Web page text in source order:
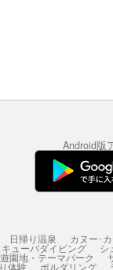
Android版
日帰り温泉 カヌー･
ューバダイビング シ
遊園地・テーマパーク
体験 ボルダリング